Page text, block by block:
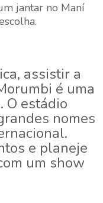
jantar no Maní
assistir a
é uma
O estádio
nomes
e planeje
um show